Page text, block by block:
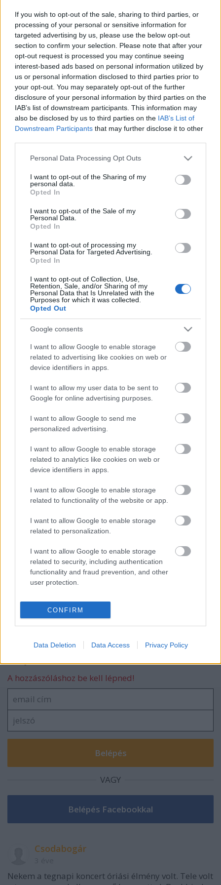
If you wish to opt-out of the sale, sharing to third parties, or
processing of your personal or sensitive information for
targeted advertising by us, please use the below opt-out
section to confirm your selection. Please note that after your
opt-out request is processed you may continue seeing
interest-based ads based on personal information utilized by
us or personal information disclosed to third parties prior to
your opt-out. You may separately opt-out of the further
disclosure of your personal information by third parties on the
IAB’s list of downstream participants. This information may
also be disclosed by us to third parties on the IAB’s List of
Downstream Participants that may further disclose it to other
Please note that this website/app uses one or more Google
not limited to your visit or usage behaviour. You may click to
grant or deny consent to Google and its third-party tags to
use your data for below specified purposes in below Google
consent section.
Personal Data Processing Opt Outs
I want to opt-out of the Sharing of my
personal data.
Opted In
I want to opt-out of the Sale of my
Personal Data.
Opted In
I want to opt-out of processing my
Personal Data for Targeted Advertising.
Opted In
I want to opt-out of Collection, Use,
Retention, Sale, and/or Sharing of my
Personal Data that Is Unrelated with the
Purposes for which it was collected.
Opted Out
Google consents
I want to allow Google to enable storage
related to advertising like cookies on web or
device identifiers in apps.
I want to allow my user data to be sent to
Google for online advertising purposes.
I want to allow Google to send me
personalized advertising.
I want to allow Google to enable storage
related to analytics like cookies on web or
device identifiers in apps.
I want to allow Google to enable storage
related to functionality of the website or app.
I want to allow Google to enable storage
related to personalization.
I want to allow Google to enable storage
related to security, including authentication
functionality and fraud prevention, and other
user protection.
CONFIRM
Data Deletion Data Access Privacy Policy
fejben, még van, aki épp a mobilját kapcsolja ki,
addig menjen valami, mielőtt elkezdődnének a
komolyabb dolgok. És Dohnányi tényleg ennek
megfelelően funkcionál, tényleg mennyire profi, de
mintha épp a lényeget nem értené. Hogy, mondjuk,
ha népi elemek vannak a szimfonikus tételben, az
nem azért van, hogy legyen benne egy kis szín,
hanem hogy mélyebbre ássunk a saját lelkünkbe,
hogy valami új közösség jöjjön létre, hogy a hangok
valami nemzeti vagy nemzeten túli zenei
tudatalattiból érkezzenek.
Mondjuk ez is lehet hülyeség.
zeneszerzői ötletességnek érzékelné, nem is új
elemnek, mintha Brahms és Smetana hagyományait
Kodály, és ha nekik bejön, akkor neki ugyan miért
ne? Aki dudás akar lenni, pokolra kell annak menni.
összefüggésben: ki akarna itt dudás lenni? Amikor
lehet zongorista is.
Címkék:Fesztiválzenekar
Ajánlott bejegyzések:
Amit Mahler mond nekem
Éljenek a nem normálisok!
Iván és Igor
Fejtágító
Sibeliusra várva
A hozzászóláshoz be kell lépned!
VAGY
Csodabogár
Nekem a tegnapi koncert óriási élmény volt. Tele volt